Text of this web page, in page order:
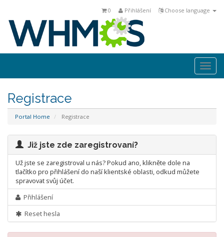
Choose language
Přihlášení
0
Registrace
Portal Home Registrace
Již jste zde zaregistrovaní?
Už jste se zaregistroval u nás? Pokud ano, klikněte dole na
tlačítko pro přihlášení do naší klientské oblasti, odkud můžete
spravovat svůj účet.
Přihlášení
Reset hesla